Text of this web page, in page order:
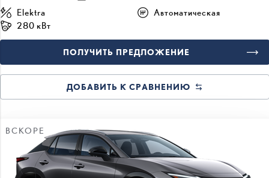
Elektra
Автоматическая
280 кВт
ПОЛУЧИТЬ ПРЕДЛОЖЕНИЕ
ДОБАВИТЬ К СРАВНЕНИЮ
ВСКОРЕ